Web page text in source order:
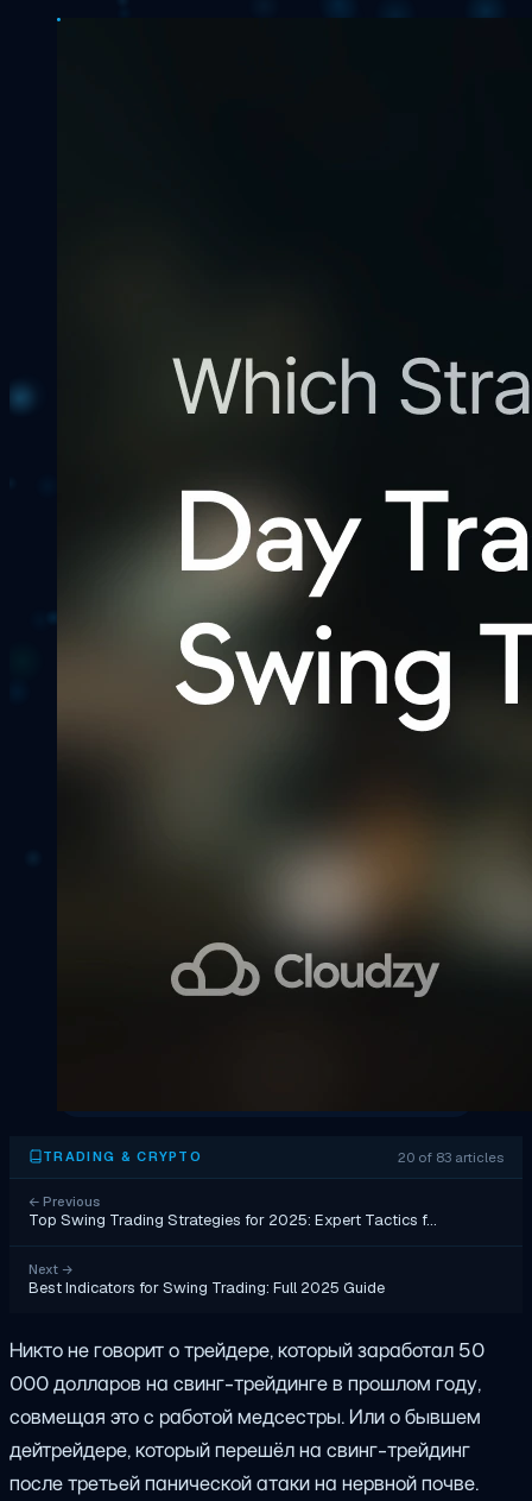
TRADING & CRYPTO 20 of 83 articles
← Previous
Top Swing Trading Strategies for 2025: Expert Tactics f…
Next →
Best Indicators for Swing Trading: Full 2025 Guide
Никто не говорит о трейдере, который заработал 50
000 долларов на свинг-трейдинге в прошлом году,
совмещая это с работой медсестры. Или о бывшем
дейтрейдере, который перешёл на свинг-трейдинг
после третьей панической атаки на нервной почве.